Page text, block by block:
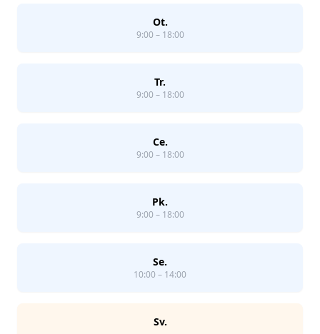
Ot.
9:00 – 18:00
Tr.
9:00 – 18:00
Ce.
9:00 – 18:00
Pk.
9:00 – 18:00
Se.
10:00 – 14:00
Sv.